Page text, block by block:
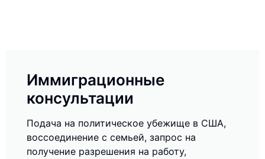
Иммиграционные
консультации
Подача на политическое убежище в США,
воссоединение с семьей, запрос на
получение разрешения на работу,